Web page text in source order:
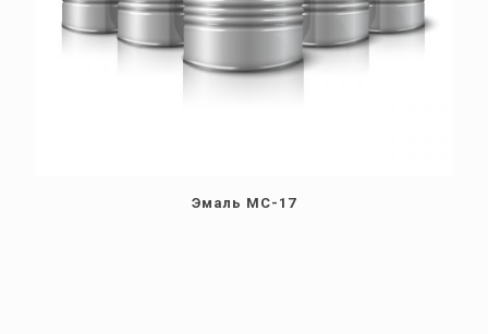
Эмаль МС-17